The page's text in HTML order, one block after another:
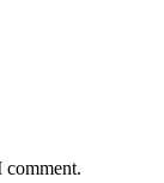
comment.